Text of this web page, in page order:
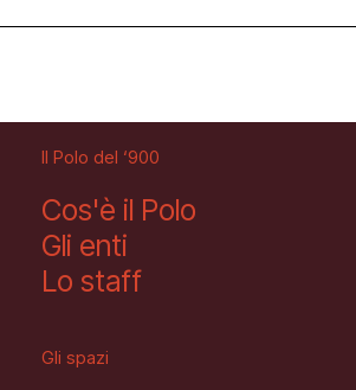
Il Polo del ‘900
Cos'è il Polo
Gli enti
Lo staff
Gli spazi